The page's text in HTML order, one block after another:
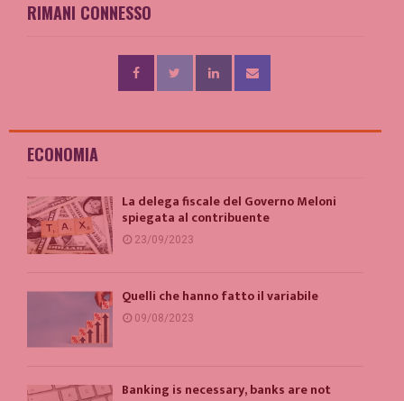
RIMANI CONNESSO
ECONOMIA
La delega fiscale del Governo Meloni
spiegata al contribuente
23/09/2023
Quelli che hanno fatto il variabile
09/08/2023
Banking is necessary, banks are not